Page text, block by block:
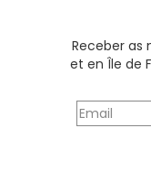
Receber as
et en Île de